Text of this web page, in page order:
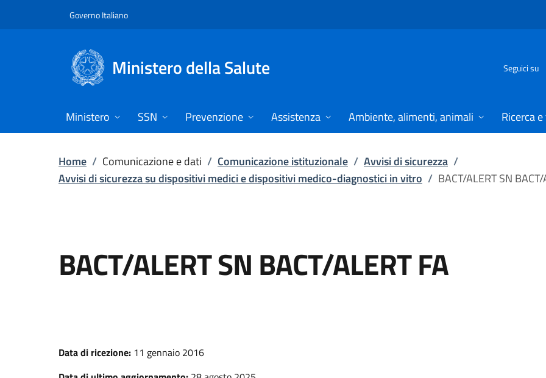
Governo Italiano
Ministero della Salute Seguici su
Ministero SSN Prevenzione Assistenza Ambiente, alimenti, animali Ricerca
Home / Comunicazione e dati / Comunicazione istituzionale / Avvisi di sicurezza /
Avvisi di sicurezza su dispositivi medici e dispositivi medico-diagnostici in vitro / BACT/ALERT SN
BACT/ALERT SN BACT/ALERT FA
Data di ricezione: 11 gennaio 2016